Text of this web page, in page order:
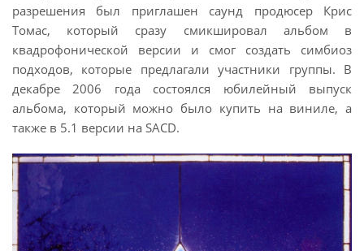
разрешения был приглашен саунд продюсер Крис
Томас, который сразу смикшировал альбом в
квадрофонической версии и смог создать симбиоз
подходов, которые предлагали участники группы. В
декабре 2006 года состоялся юбилейный выпуск
альбома, который можно было купить на виниле, а
также в 5.1 версии на SACD.